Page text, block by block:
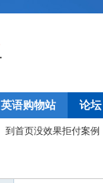
英语购物站 论坛
到首页没效果拒付案例